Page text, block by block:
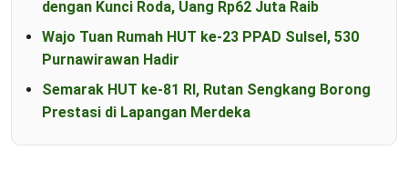
dengan Kunci Roda, Uang Rp62 Juta Raib
Wajo Tuan Rumah HUT ke-23 PPAD Sulsel, 530
Purnawirawan Hadir
Semarak HUT ke-81 RI, Rutan Sengkang Borong
Prestasi di Lapangan Merdeka